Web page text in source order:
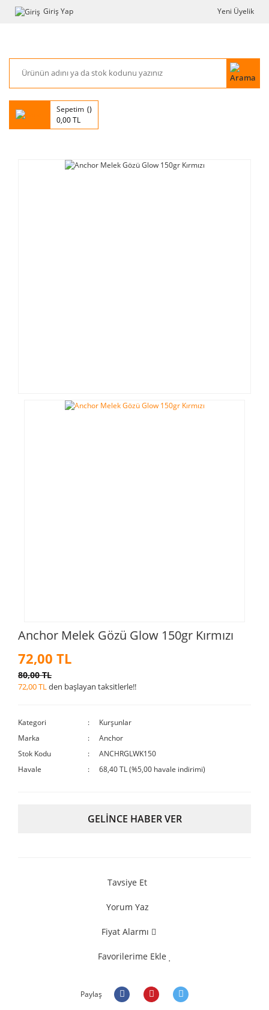
Giriş Yap Yeni Üyelik
Sepetim
0,00 TL
Anchor Melek Gözü Glow 150gr Kırmızı
72,00 TL
80,00 TL
72,00 TLden başlayan taksitlerle!!
Kategori
Kurşunlar
Marka
Anchor
Stok Kodu
ANCHRGLWK150
Havale
68,40 TL (%5,00 havale indirimi)
GELİNCE HABER VER
Tavsiye Et
Yorum Yaz
Fiyat Alarmı
Favorilerime Ekle
Paylaş